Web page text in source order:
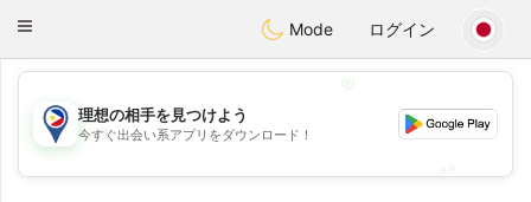
PhilippinesChat
Toggle
Mode ログイン
💖
💕
理想の相手を見つけよう
今すぐ出会い系アプリをダウンロード！